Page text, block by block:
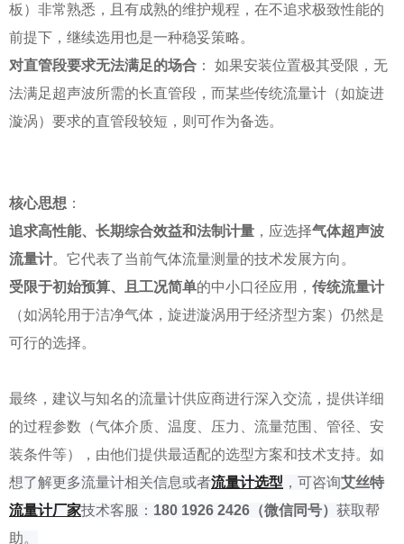
板）非常熟悉，且有成熟的维护规程，在不追求极致性能的
前提下，继续选用也是一种稳妥策略。
对直管段要求无法满足的场合 ： 如果安装位置极其受限，无
法满足超声波所需的长直管段，而某些传统流量计（如旋进
漩涡）要求的直管段较短，则可作为备选。
核心思想 ：
追求高性能、长期综合效益和法制计量 ，应选择气体超声波
流量计。它代表了当前气体流量测量的技术发展方向。
受限于初始预算、且工况简单的中小口径应用， 传统流量计
（如涡轮用于洁净气体，旋进漩涡用于经济型方案）仍然是
可行的选择。
最终，建议与知名的流量计供应商进行深入交流，提供详细
的过程参数（气体介质、温度、压力、流量范围、管径、安
装条件等），由他们提供最适配的选型方案和技术支持。 如
想了解更多流量计相关信息或者流量计选型 ，可咨询艾丝特
流量计厂家技术客服： 180 1926 2426 （微信同号） 获取帮
助。